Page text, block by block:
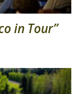
in Tour”